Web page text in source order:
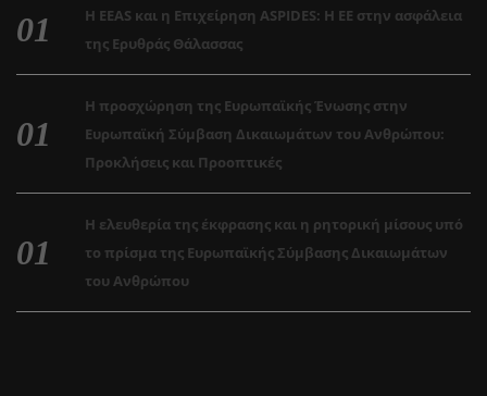
Η EEAS και η Επιχείρηση ASPIDES: Η ΕΕ στην ασφάλεια
της Ερυθράς Θάλασσας
Η προσχώρηση της Ευρωπαϊκής Ένωσης στην
Ευρωπαϊκή Σύμβαση Δικαιωμάτων του Ανθρώπου:
Προκλήσεις και Προοπτικές
Η ελευθερία της έκφρασης και η ρητορική μίσους υπό
το πρίσμα της Ευρωπαϊκής Σύμβασης Δικαιωμάτων
του Ανθρώπου